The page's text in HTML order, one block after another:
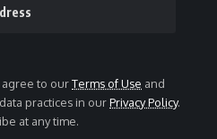
agree to ourTerms of Use and
practices in ourPrivacy Policy.
at any time.